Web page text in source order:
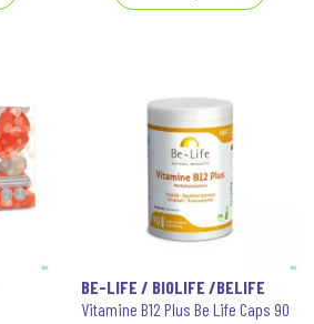
BE-LIFE / BIOLIFE /BELIFE
Vitamine B12 Plus Be Life Caps 90